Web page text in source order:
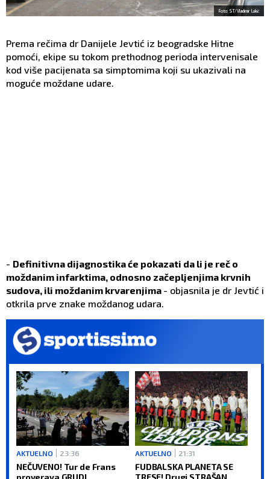
Foto: ST/Vladimir Lukić
Prema rečima dr Danijele Jevtić iz beogradske Hitne
pomoći, ekipe su tokom prethodnog perioda intervenisale
kod više pacijenata sa simptomima koji su ukazivali na
moguće moždane udare.
- Definitivna dijagnostika će pokazati da li je reč o
moždanim infarktima, odnosno začepljenjima krvnih
sudova, ili moždanim krvarenjima - objasnila je dr Jevtić i
otkrila prve znake moždanog udara.
AKTUELNO 23:36
NEČUVENO! Tur de Frans
AKTUELNO 21:31
FUDBALSKA PLANETA SE